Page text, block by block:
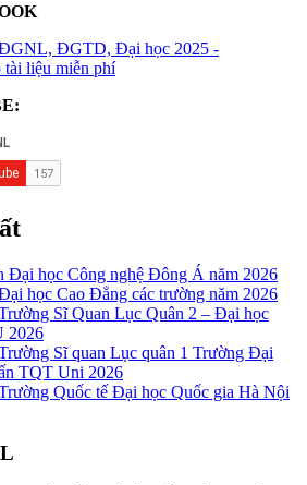
ĐGTD, Đại học 2025 -
tài liệu miễn phí
Đại học Công nghệ Đông Á năm 2026
học Cao Đẳng các trường năm 2026
Sĩ Quan Lục Quân 2 – Đại học
2026
Sĩ quan Lục quân 1 Trường Đại
TQT Uni 2026
Quốc tế Đại học Quốc gia Hà Nội